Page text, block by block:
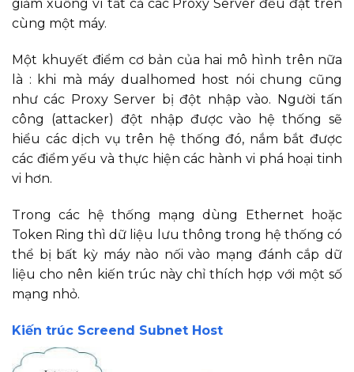
giảm xuống vì tất cả các Proxy Server đều đặt trên
cùng một máy.
Một khuyết điểm cơ bản của hai mô hình trên nữa
là : khi mà máy dualhomed host nói chung cũng
như các Proxy Server bị đột nhập vào. Người tấn
công (attacker) đột nhập được vào hệ thống sẽ
hiểu các dịch vụ trên hệ thống đó, nắm bắt được
các điểm yếu và thực hiện các hành vi phá hoại tinh
vi hơn.
Trong các hệ thống mạng dùng Ethernet hoặc
Token Ring thì dữ liệu lưu thông trong hệ thống có
thể bị bất kỳ máy nào nối vào mạng đánh cắp dữ
liệu cho nên kiến trúc này chỉ thích hợp với một số
mạng nhỏ.
Kiến trúc Screend Subnet Host